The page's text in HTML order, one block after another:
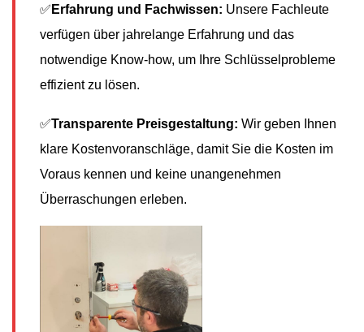
✅ Erfahrung und Fachwissen: Unsere Fachleute
verfügen über jahrelange Erfahrung und das
notwendige Know-how, um Ihre Schlüsselprobleme
effizient zu lösen.
✅Transparente Preisgestaltung: Wir geben Ihnen
klare Kostenvoranschläge, damit Sie die Kosten im
Voraus kennen und keine unangenehmen
Überraschungen erleben.